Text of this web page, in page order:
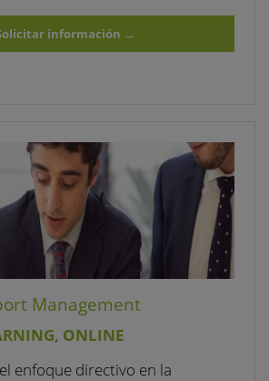
información →
Management
ONLINE
enfoque directivo en la